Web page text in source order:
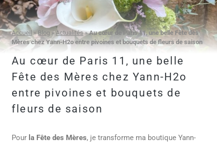
Accueil »Blog »Actualités»Au cœur de Paris 11, une belle Fête des
Mères chez Yann-H2o entre pivoines et bouquets de fleurs de saison
Au cœur de Paris 11, une belle
Fête des Mères chez Yann-H2o
entre pivoines et bouquets de
fleurs de saison
Pour la Fête des Mères, je transforme ma boutique Yann-